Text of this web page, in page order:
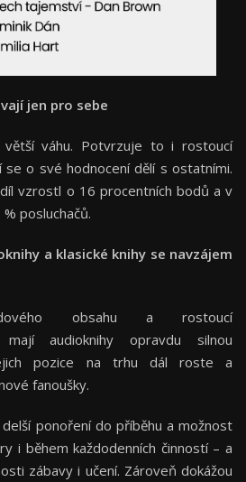
jen pro sebe
větší váhu. Potvrzuje to i rostoucí
o své hodnocení dělí s ostatními.
vzrostl o 16 procentních bodů a v
posluchačů.
a klasické knihy se navzájem
obsahu a rostoucí
audioknihy opravdu silnou
pozice na trhu dál roste a
fanoušky.
ponoření do příběhu a možnost
i během každodenních činností – a
zábavy i učení. Zároveň dokážou